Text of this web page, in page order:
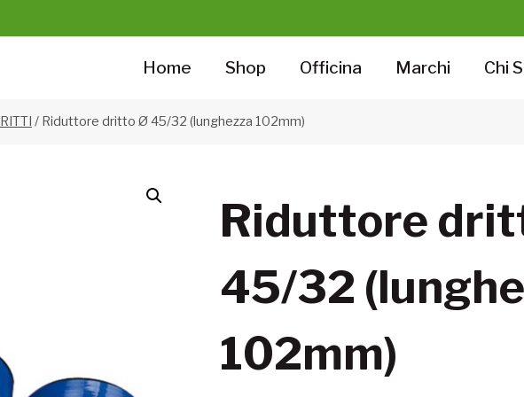
Home Shop Officina Marchi Chi
/ Riduttore dritto Ø 45/32 (lunghezza 102mm)
Riduttore
45/32
102mm)